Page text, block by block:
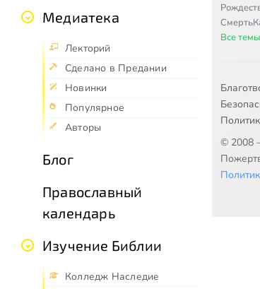
Медиатека
Лекторий
Сделано в Предании
Новинки
Популярное
Авторы
Блог
Православный
календарь
Изучение Библии
Колледж Наследие
Смерть
Все
© 2008